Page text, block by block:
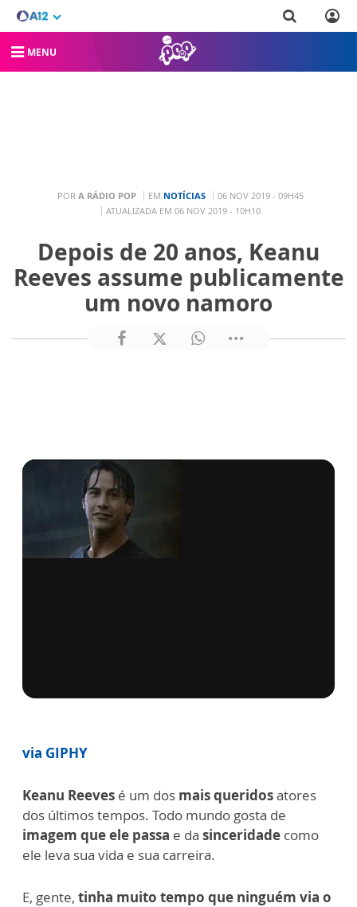
MENU
POR A RÁDIO POP EM NOTÍCIAS
06 NOV 2019 - 09H45
ATUALIZADA EM 06 NOV 2019 - 10H10
Depois de 20 anos, Keanu
Reeves assume publicamente
um novo namoro
via GIPHY
Keanu Reeves é um dos mais queridosatores
dos últimos tempos. Todo mundo gosta de
imagem que ele passa e da sinceridade como
ele leva sua vida e sua carreira.
E, gente, tinha muito tempo que ninguém via o